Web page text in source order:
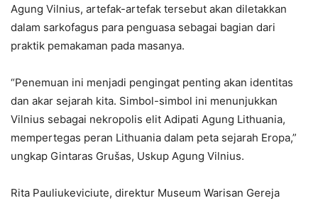
Agung Vilnius, artefak-artefak tersebut akan diletakkan
dalam sarkofagus para penguasa sebagai bagian dari
praktik pemakaman pada masanya.
“Penemuan ini menjadi pengingat penting akan identitas
dan akar sejarah kita. Simbol-simbol ini menunjukkan
Vilnius sebagai nekropolis elit Adipati Agung Lithuania,
mempertegas peran Lithuania dalam peta sejarah Eropa,”
ungkap Gintaras Grušas, Uskup Agung Vilnius.
Rita Pauliukeviciute, direktur Museum Warisan Gereja